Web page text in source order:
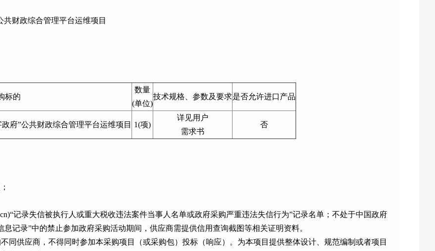
共财政综合管理平台运维项目
标的
数量
(单位)
技术规格、参数及要求是否允许进口产品
府”公共财政综合管理平台运维项目 1(项)
详见用户
需求书
否
记录失信被执行人或重大税收违法案件当事人名单或政府采购严重违法失信行为”记录名单；不处于中国政府
息记录”中的禁止参加政府采购活动期间，供应商需提供信用查询截图等相关证明资料。
同供应商，不得同时参加本采购项目（或采购包）投标（响应）。为本项目提供整体设计、规范编制或者项目